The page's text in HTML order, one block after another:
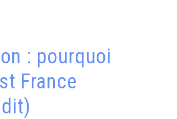
: pourquoi
France